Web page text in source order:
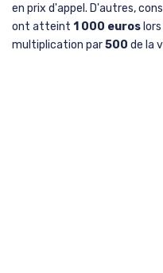
en prix d'appel. D'autres,
ont atteint 1 000 euros
multiplication par500 de la